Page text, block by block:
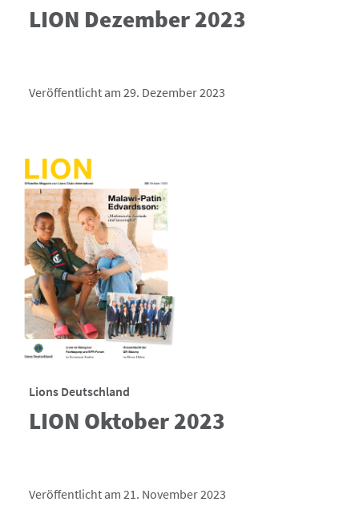
LION Dezember 2023
Veröffentlicht am 29. Dezember 2023
Lions Deutschland
LION Oktober 2023
Veröffentlicht am 21. November 2023